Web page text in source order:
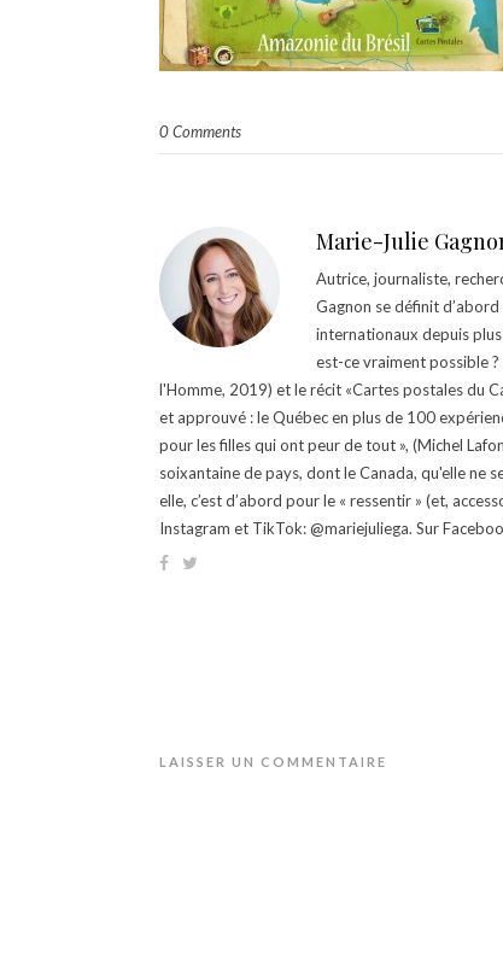
0 Comments
Marie-Julie
Autrice, journaliste,
Gagnon se définit
internationaux depuis plus
est-ce vraiment possible
l'Homme, 2019) et le récit «Cartes postales du
et approuvé : le Québec en plus de 100
pour les filles qui ont peur de tout », (Michel
soixantaine de pays, dont le Canada, qu'elle ne
elle, c’est d’abord pour le « ressentir » (et,
Instagram et TikTok: @mariejuliega. Sur
LAISSER UN COMMENTAIRE